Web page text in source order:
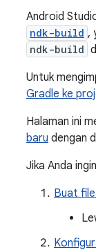
Android
ndk-build ,
ndk-build
Untuk
Gradle ke
Halaman ini
baru dengan
Jika Anda
Buat